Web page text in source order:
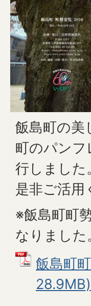
飯島町の美
町のパンフ
行しました
是非ご活用
※飯島町町
なりました
飯島町
28.9MB)